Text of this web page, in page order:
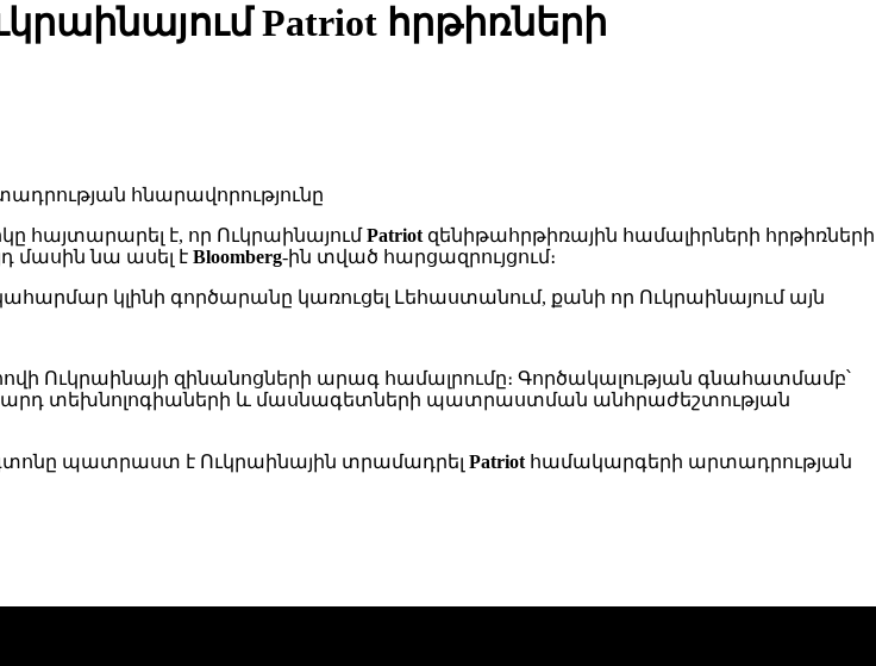
Patriot հրթիռների
հայտարարել է, որ ՈւկրաինայումPatriot զենիթահրթիռային համալիրների հրթիռների
մասին նա ասել է Bloomberg-ին տված հարցազրույցում։
կլինի գործարանը կառուցել Լեհաստանում, քանի որ Ուկրաինայում այն
Ուկրաինայի զինանոցների արագ համալրումը։ Գործակալության գնահատմամբ՝
տեխնոլոգիաների և մասնագետների պատրաստման անհրաժեշտության
պատրաստ է Ուկրաինային տրամադրել Patriot համակարգերի արտադրության